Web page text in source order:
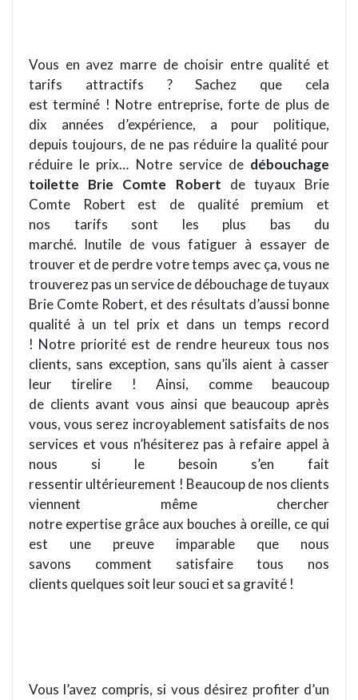
Vous en avez marre de choisir entre qualité et
tarifs attractifs ? Sachez que cela
est terminé ! Notre entreprise, forte de plus de
dix années d’expérience, a pour politique,
depuis toujours, de ne pas réduire la qualité pour
réduire le prix… Notre service de débouchage
toilette Brie Comte Robert de tuyaux Brie
Comte Robert est de qualité premium et
nos tarifs sont les plus bas du
marché. Inutile de vous fatiguer à essayer de
trouver et de perdre votre temps avec ça, vous ne
trouverez pas un service de débouchage de tuyaux
Brie Comte Robert, et des résultats d’aussi bonne
qualité à un tel prix et dans un temps record
! Notre priorité est de rendre heureux tous nos
clients, sans exception, sans qu’ils aient à casser
leur tirelire ! Ainsi, comme beaucoup
de clients avant vous ainsi que beaucoup après
vous, vous serez incroyablement satisfaits de nos
services et vous n’hésiterez pas à refaire appel à
nous si le besoin s’en fait
ressentir ultérieurement ! Beaucoup de nos clients
viennent même chercher
notre expertise grâce aux bouches à oreille, ce qui
est une preuve imparable que nous
savons comment satisfaire tous nos
clients quelques soit leur souci et sa gravité !
Vous l’avez compris, si vous désirez profiter d’un